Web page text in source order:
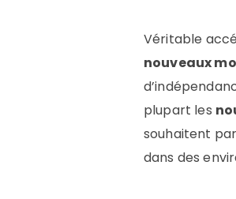
Véritable
nouveaux
plupart les
souhaitent
dans des